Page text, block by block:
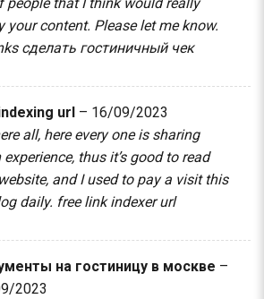
your content. Please let me know.
сделать гостиничный чек
url – 16/09/2023
all, here every one is sharing
experience, thus it’s good to read
and I used to pay a visit this
daily. free link indexer url
на гостиницу в москве –
2023